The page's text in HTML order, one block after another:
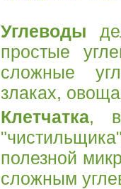
Углеводы
простые
сложные
злаках,
Клетчатка,
полезной
сложным